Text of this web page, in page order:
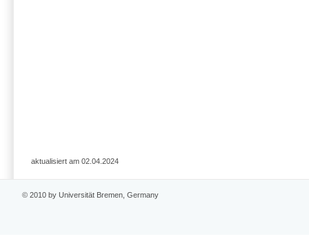
aktualisiert am 02.04.2024
© 2010 by Universität Bremen, Germany